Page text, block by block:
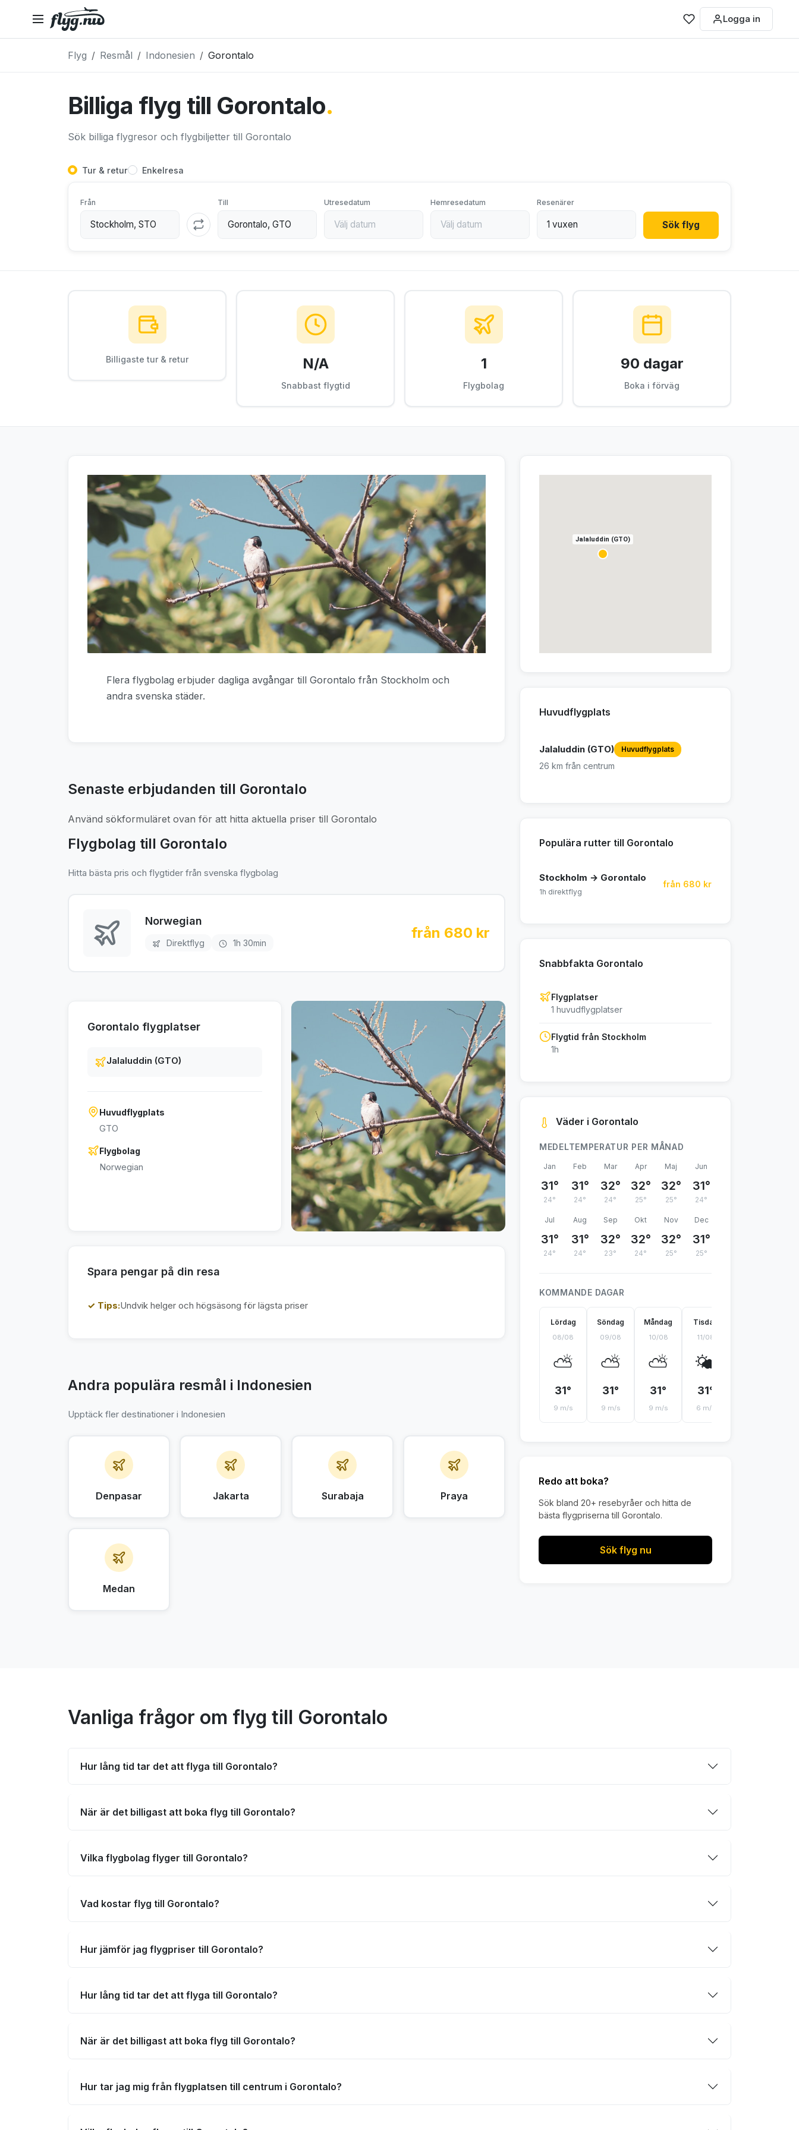
Logga in
Flyg Resmål Indonesien Gorontalo
Billiga flyg till Gorontalo.
Sök billiga flygresor och flygbiljetter till Gorontalo
Tur & retur Enkelresa
Från Till Utresedatum Hemresedatum Resenärer
Sök flyg
Billigaste tur & retur N/A
Snabbast flygtid
1
Flygbolag
90 dagar
Boka i förväg
Flera flygbolag erbjuder dagliga avgångar till Gorontalo från Stockholm och
andra svenska städer.
Senaste erbjudanden till Gorontalo
Använd sökformuläret ovan för att hitta aktuella priser till Gorontalo
Flygbolag till Gorontalo
Hitta bästa pris och flygtider från svenska flygbolag
Norwegian
Direktflyg 1h 30min
från 680 kr
Gorontalo flygplatser
Jalaluddin (GTO)
Huvudflygplats
GTO
Flygbolag
Norwegian
Spara pengar på din resa
✓ Tips:Undvik helger och högsäsong för lägsta priser
Andra populära resmål i Indonesien
Upptäck fler destinationer i Indonesien
Denpasar Jakarta Surabaja Praya
Medan
Jalaluddin (GTO)
Huvudflygplats
Jalaluddin (GTO) Huvudflygplats
26 km från centrum
Populära rutter till Gorontalo
Stockholm → Gorontalo
1h direktflyg
från 680 kr
Snabbfakta Gorontalo
Flygplatser
1 huvudflygplatser
Flygtid från Stockholm
1h
Väder i Gorontalo
MEDELTEMPERATUR PER MÅNAD
Jan
31°
24°
Feb
31°
24°
Mar
32°
24°
Apr
32°
25°
Maj
32°
25°
Jun
31°
24°
Jul
31°
24°
Aug
31°
24°
Sep
32°
23°
Okt
32°
24°
Nov
32°
25°
Dec
31°
25°
KOMMANDE DAGAR
Lördag
08/08
⛅
31°
9 m/s
Söndag
09/08
⛅
31°
9 m/s
Måndag
10/08
⛅
31°
9 m/s
Tisdag
11/08
🌤️
31°
6 m/s
Redo att boka?
Sök bland 20+ resebyråer och hitta de
bästa flygpriserna till Gorontalo.
Sök flyg nu
Vanliga frågor om flyg till Gorontalo
Hur lång tid tar det att flyga till Gorontalo?
När är det billigast att boka flyg till Gorontalo?
Vilka flygbolag flyger till Gorontalo?
Vad kostar flyg till Gorontalo?
Hur jämför jag flygpriser till Gorontalo?
Hur lång tid tar det att flyga till Gorontalo?
När är det billigast att boka flyg till Gorontalo?
Hur tar jag mig från flygplatsen till centrum i Gorontalo?